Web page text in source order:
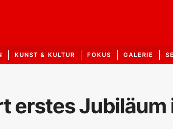
KUNST & KULTUR FOKUS GALERIE
erstes Jubiläum